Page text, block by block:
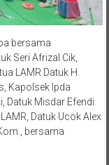
bersama
Seri Afrizal Cik,
LAMR Datuk H.
Kapolsek Ipda
Datuk Misdar Efendi
Datuk Ucok Alex
bersama